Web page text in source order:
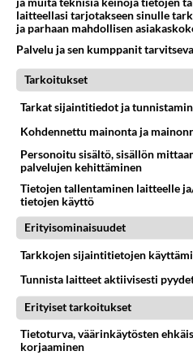
LUETUIMMAT
PÄIVÄ VIIKKO KUUKAUSI
Martinan bisneksillä ei
05.08.2026 05:51
05.08.2026 07:23
Mitä töitä kaivattusi on
😅
Voiko meidän välit
Koskaan parantua tästä?
05.08.2026 05:34
Ikävä
laitteellasi tarjotakseen sinulle
ja parhaan mahdollisen
Palvelu ja sen kumppanit
Tarkoitukset
Tarkat sijaintitiedot ja
Kohdennettu mainonta ja
Personoitu sisältö, sisällön
palvelujen kehittäminen
Tietojen tallentaminen laitteelle
tietojen käyttö
Erityisominaisuudet
Tarkkojen sijaintitietojen
Tunnista laitteet aktiivisesti
Erityiset tarkoitukset
Tietoturva, väärinkäytösten
korjaaminen